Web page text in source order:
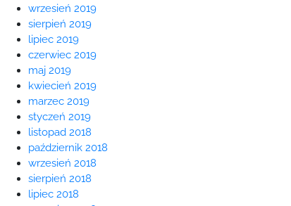
wrzesień 2019
sierpień 2019
lipiec 2019
czerwiec 2019
maj 2019
kwiecień 2019
marzec 2019
styczeń 2019
listopad 2018
październik 2018
wrzesień 2018
sierpień 2018
lipiec 2018